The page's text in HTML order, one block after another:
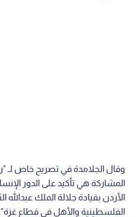
وقال الجلامدة في تصريح خاص لـ
المشاركة هي تأكيد على الدور
الأردن بقيادة جلالة الملك عبدالله
الفلسطينية والأهل في قطاع غزة".